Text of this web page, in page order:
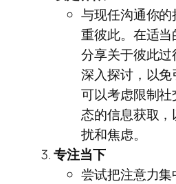
与现任沟通你
重彼此。在适
分享关于彼此
深入探讨，以
可以考虑限制
态的信息获取
扰和焦虑。
专注当下
尝试把注意力